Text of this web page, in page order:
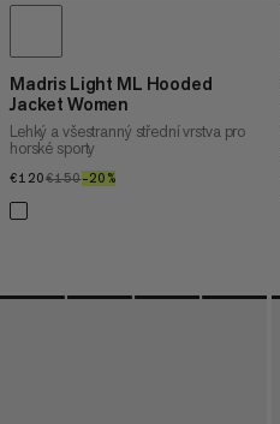
Madris Light ML Hooded
Jacket Women
Lehký a všestranný střední vrstva pro
horské sporty
€120€120
€150€150
–20%